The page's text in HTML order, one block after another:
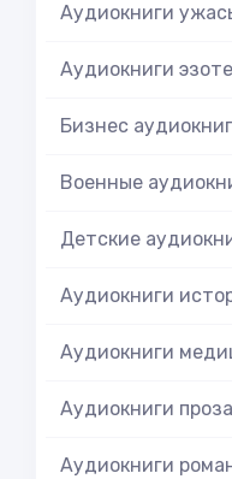
Аудиокниги
Аудиокниги
Бизнес
Военные
Детские
Аудиокниги
Аудиокниги
Аудиокниги проза
Аудиокниги